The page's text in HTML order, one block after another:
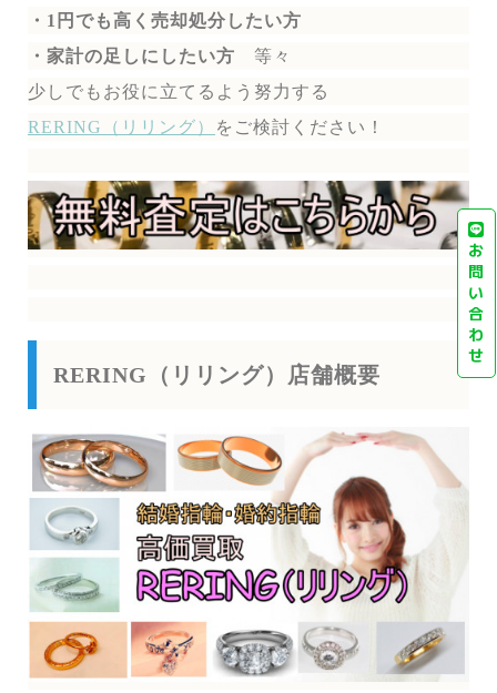
・1円でも高く売却処分したい方
・家計の足しにしたい方 等々
少しでもお役に立てるよう努力する
RERING（リリング）
を ご検討ください！
RERING（リリング）店舗概要
お
問
い
合
わ
せ